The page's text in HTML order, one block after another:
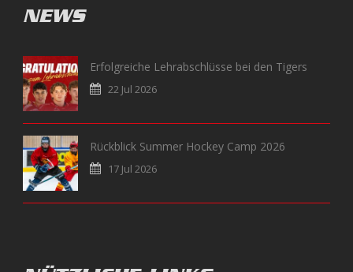
NEWS
Erfolgreiche Lehrabschlüsse bei den Tigers
22 Jul 2026
Rückblick Summer Hockey Camp 2026
17 Jul 2026